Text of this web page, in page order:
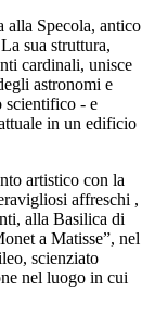
alla Specola, antico
sua struttura,
cardinali, unisce
astronomi e
scientifico - e
in un edificio
artistico con la
affreschi ,
alla Basilica di
a Matisse”, nel
scienziato
nel luogo in cui